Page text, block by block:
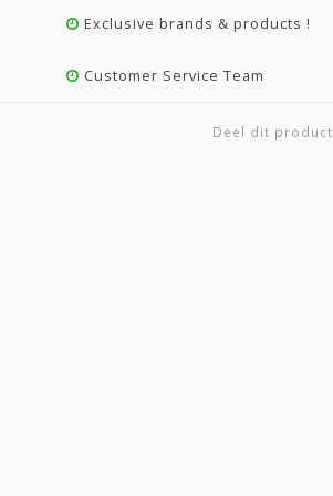
Exclusive brands & products !
Customer Service Team
Deel dit product